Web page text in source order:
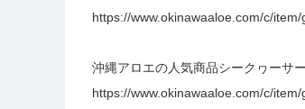
https://www.okinawaaloe.com/c/
沖縄アロエの人気商品シークヮーサ
https://www.okinawaaloe.com/c/item/